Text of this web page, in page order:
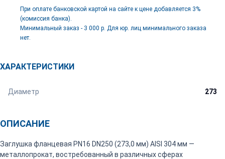
При оплате банковской картой на сайте к цене добавляется 3%
(комиссия банка).
Минимальный заказ - 3 000 р. Для юр. лиц минимального заказа
нет.
ХАРАКТЕРИСТИКИ
Диаметр 273
ОПИСАНИЕ
Заглушка фланцевая PN16 DN250 (273,0 мм) AISI 304 мм —
металлопрокат, востребованный в различных сферах